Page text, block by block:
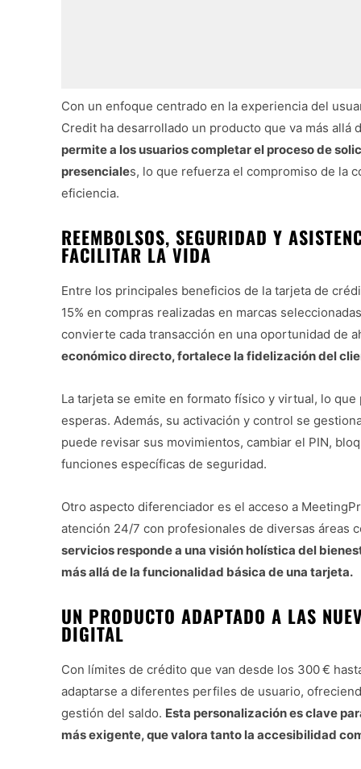
Con un enfoque centrado en la experiencia del
Credit ha desarrollado un producto que va más
permite a los usuarios completar el proceso de
presenciales, lo que refuerza el compromiso de la
eficiencia.
REEMBOLSOS, SEGURIDAD Y
FACILITAR LA VIDA
Entre los principales beneficios de la tarjeta de
15% en compras realizadas en marcas
convierte cada transacción en una oportunidad de
económico directo, fortalece la fidelización del
La tarjeta se emite en formato físico y virtual, lo
esperas. Además, su activación y control se
puede revisar sus movimientos, cambiar el PIN,
funciones específicas de seguridad.
Otro aspecto diferenciador es el acceso a
atención 24/7 con profesionales de diversas áreas
servicios responde a una visión holística del
más allá de la funcionalidad básica de una tarjeta.
UN PRODUCTO ADAPTADO A LAS
DIGITAL
Con límites de crédito que van desde los 300 €
adaptarse a diferentes perfiles de usuario,
gestión del saldo. Esta personalización es clave
más exigente, que valora tanto la accesibilidad